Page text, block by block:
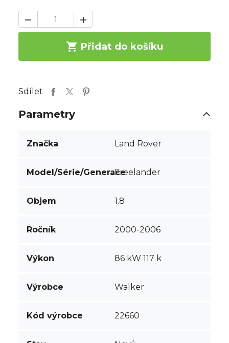
 
 Přidat do košíku
Sdílet
Parametry
Značka Land Rover
Model/Série/GeneraceFreelander
Objem 1.8
Ročník 2000-2006
Výkon 86 kW 117 k
Výrobce Walker
Kód výrobce 22660